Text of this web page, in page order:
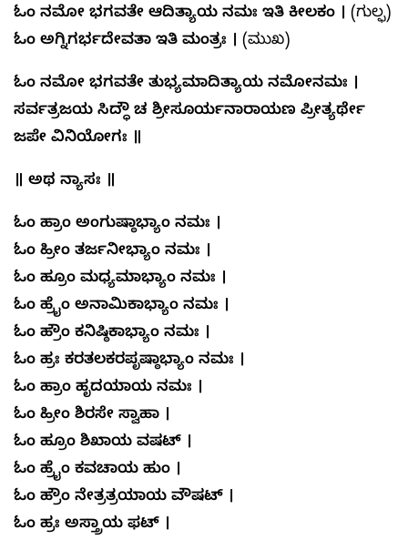
ಓಂ ನಮೋ ಭಗವತೇ ಆದಿತ್ಯಾಯ ನಮಃ ಇತಿ ಕೀಲಕಂ । (ಗುಲ್ಫ)
ಓಂ ಅಗ್ನಿಗರ್ಭದೇವತಾ ಇತಿ ಮಂತ್ರಃ । (ಮುಖ)
ಓಂ ನಮೋ ಭಗವತೇ ತುಭ್ಯಮಾದಿತ್ಯಾಯ ನಮೋನಮಃ ।
ಸರ್ವತ್ರಜಯ ಸಿದ್ಧೌ ಚ ಶ್ರೀಸೂರ್ಯನಾರಾಯಣ ಪ್ರೀತ್ಯರ್ಥೇ
ಜಪೇ ವಿನಿಯೋಗಃ ॥
॥ ಅಥ ನ್ಯಾಸಃ ॥
ಓಂ ಹ್ರಾಂ ಅಂಗುಷ್ಠಾಭ್ಯಾಂ ನಮಃ ।
ಓಂ ಹ್ರೀಂ ತರ್ಜನೀಭ್ಯಾಂ ನಮಃ ।
ಓಂ ಹ್ರೂಂ ಮಧ್ಯಮಾಭ್ಯಾಂ ನಮಃ ।
ಓಂ ಹ್ರೈಂ ಅನಾಮಿಕಾಭ್ಯಾಂ ನಮಃ ।
ಓಂ ಹ್ರೌಂ ಕನಿಷ್ಠಿಕಾಭ್ಯಾಂ ನಮಃ ।
ಓಂ ಹ್ರಃ ಕರತಲಕರಪೃಷ್ಠಾಭ್ಯಾಂ ನಮಃ ।
ಓಂ ಹ್ರಾಂ ಹೃದಯಾಯ ನಮಃ ।
ಓಂ ಹ್ರೀಂ ಶಿರಸೇ ಸ್ವಾಹಾ ।
ಓಂ ಹ್ರೂಂ ಶಿಖಾಯ ವಷಟ್ ।
ಓಂ ಹ್ರೈಂ ಕವಚಾಯ ಹುಂ ।
ಓಂ ಹ್ರೌಂ ನೇತ್ರತ್ರಯಾಯ ವೌಷಟ್ ।
ಓಂ ಹ್ರಃ ಅಸ್ತ್ರಾಯ ಫಟ್ ।